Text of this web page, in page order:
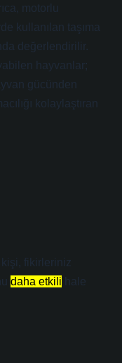
motorlu
kullanılan taşıma
değerlendirilir.
hayvanlar;
gücünden
kolaylaştıran
fikirleriniz
daha etkili hale